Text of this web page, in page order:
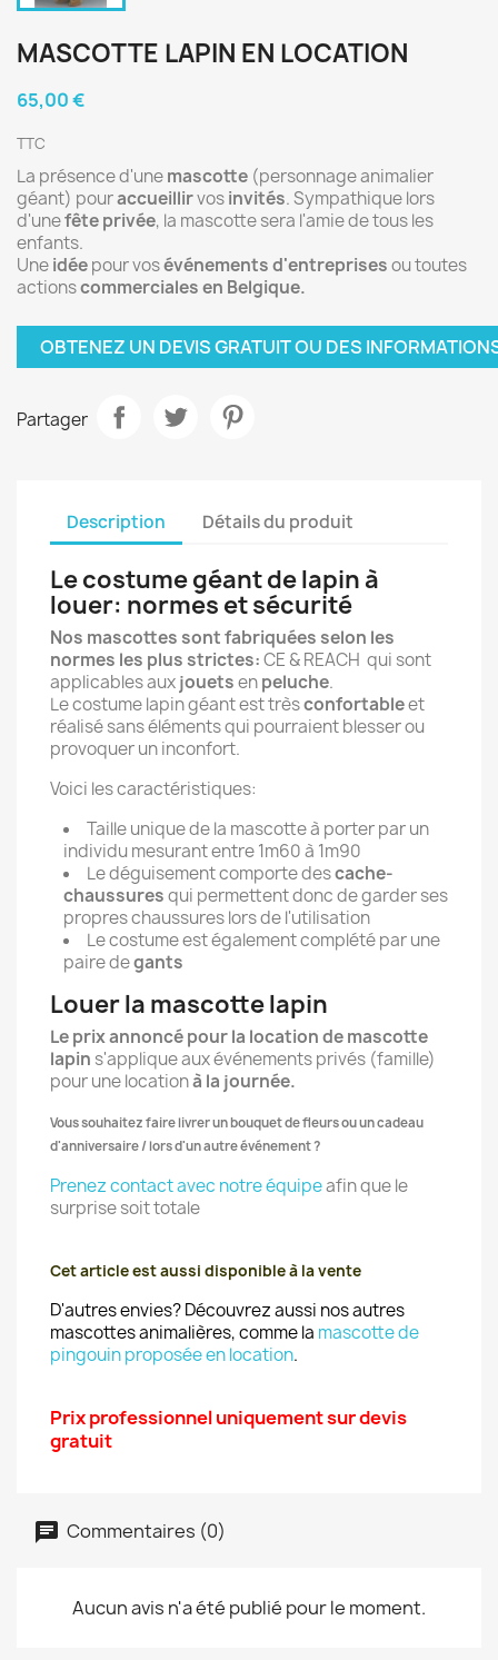
MASCOTTE LAPIN EN LOCATION
65,00 €
TTC
La présence d'unemascotte (personnage animalier
géant) pouraccueillirvosinvités. Sympathique lors
d'unefête privée, la mascotte sera l'amie de tous les
enfants.
Uneidéepour vosévénements d'entreprisesou toutes
actionscommerciales en Belgique.
OBTENEZ UN DEVIS GRATUIT OU DES
Partager
Description Détails du produit
Le costume géant de lapin à
louer: normes et sécurité
Nos mascottes sont fabriquées selon les
normes les plus strictes:CE & REACH qui sont
applicables auxjouetsenpeluche.
Le costume lapin géant est trèsconfortableet
réalisé sans éléments qui pourraient blesser ou
provoquer un inconfort.
Voici les caractéristiques:
Taille unique de la mascotte à porter par un
individu mesurant entre 1m60 à 1m90
Le déguisement comporte descache-
chaussuresqui permettent donc de garder ses
propres chaussures lors de l'utilisation
Le costume est également complété par une
paire degants
Louer la mascotte lapin
Le prix annoncé pour la location de mascotte
lapin s'applique aux événements privés (famille)
pour une locationà la journée.
Vous souhaitez faire livrer un bouquet de fleurs ou un cadeau
d'anniversaire / lors d'un autre événement ?
Prenez contact avec notre équipeafin que le
surprise soit totale
Cet article est aussi disponible à la vente
D'autres envies? Découvrez aussi nos autres
mascottes animalières, comme la mascotte de
pingouin proposée en location.
Prix professionnel uniquement sur devis
gratuit
Commentaires (0)
Aucun avis n'a été publié pour le moment.